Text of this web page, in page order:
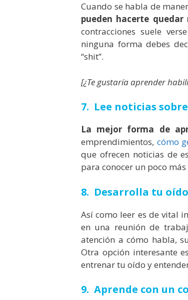
Cuando se habla de
pueden hacerte
contracciones suele
ninguna forma debes
“shit”.
[¿Te gustaría aprender
7. Lee noticias
La mejor forma de
emprendimientos, cómo
que ofrecen noticias de
para conocer un poco
8. Desarrolla tu oído
Así como leer es de vital
en una reunión de
atención a cómo habla,
Otra opción interesante
entrenar tu oído y
9. Aprende con un